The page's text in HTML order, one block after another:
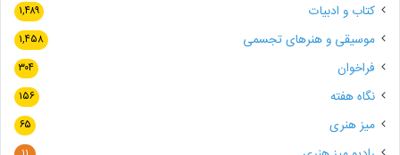
کتاب و ادبیات ۱,۴۸۹
موسیقی و هنرهای تجسمی ۱,۴۵۸
فراخوان ۳۰۴
نگاه هفته ۱۵۶
میز هنری ۶۵